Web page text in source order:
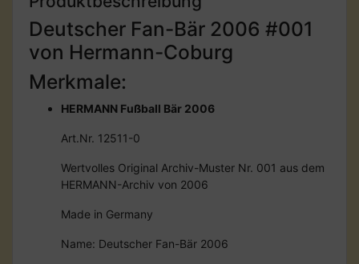
Deutscher Fan-Bär 2006 #001
von Hermann-Coburg
Merkmale:
HERMANN Fußball Bär 2006
Art.Nr. 12511-0
Wertvolles Original Archiv-Muster Nr. 001 aus dem
HERMANN-Archiv von 2006
Made in Germany
Name: Deutscher Fan-Bär 2006